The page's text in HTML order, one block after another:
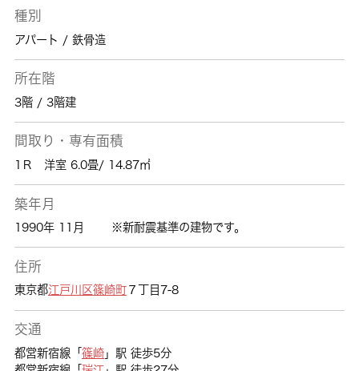
種別
アパート / 鉄骨造
所在階
3階 / 3階建
間取り・専有面積
1Ｒ 洋室 6.0畳/ 14.87㎡
築年月
1990年 11月 ※新耐震基準の建物です。
住所
東京都江戸川区篠崎町７丁目7-8
交通
都営新宿線「 篠崎」駅 徒歩5分